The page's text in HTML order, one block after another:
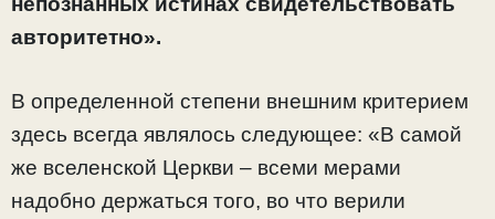
авторитетно».
В определенной степени внешним критерием
здесь всегда являлось следующее: «В самой
же вселенской Церкви – всеми мерами
надобно держаться того, во что верили